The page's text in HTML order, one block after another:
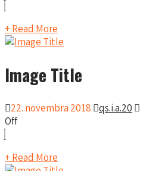
+ Read More
Image Title
22. novembra 2018
qs.i.a.20
Off
+ Read More